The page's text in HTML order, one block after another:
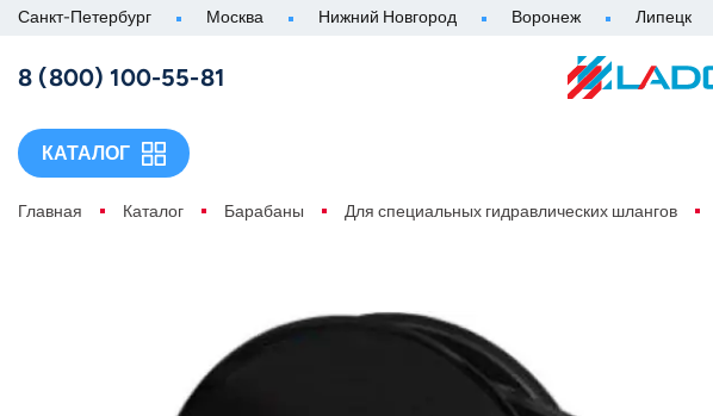
Санкт-Петербург Москва Нижний Новгород Воронеж Липецк
8 (800) 100-55-81
КАТАЛОГ
Главная Каталог Барабаны Для специальных гидравлических шлангов